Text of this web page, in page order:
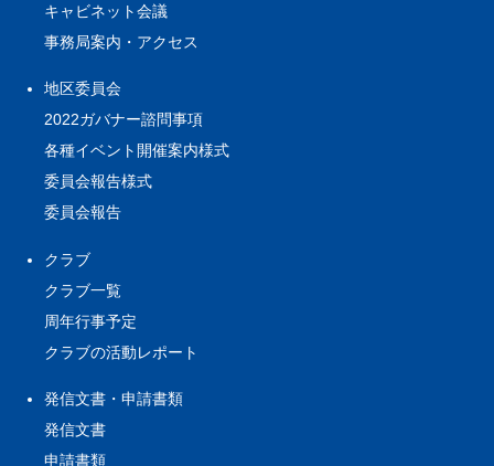
キャビネット会議
事務局案内・アクセス
地区委員会
2022ガバナー諮問事項
各種イベント開催案内様式
委員会報告様式
委員会報告
クラブ
クラブ一覧
周年行事予定
クラブの活動レポート
発信文書・申請書類
発信文書
申請書類